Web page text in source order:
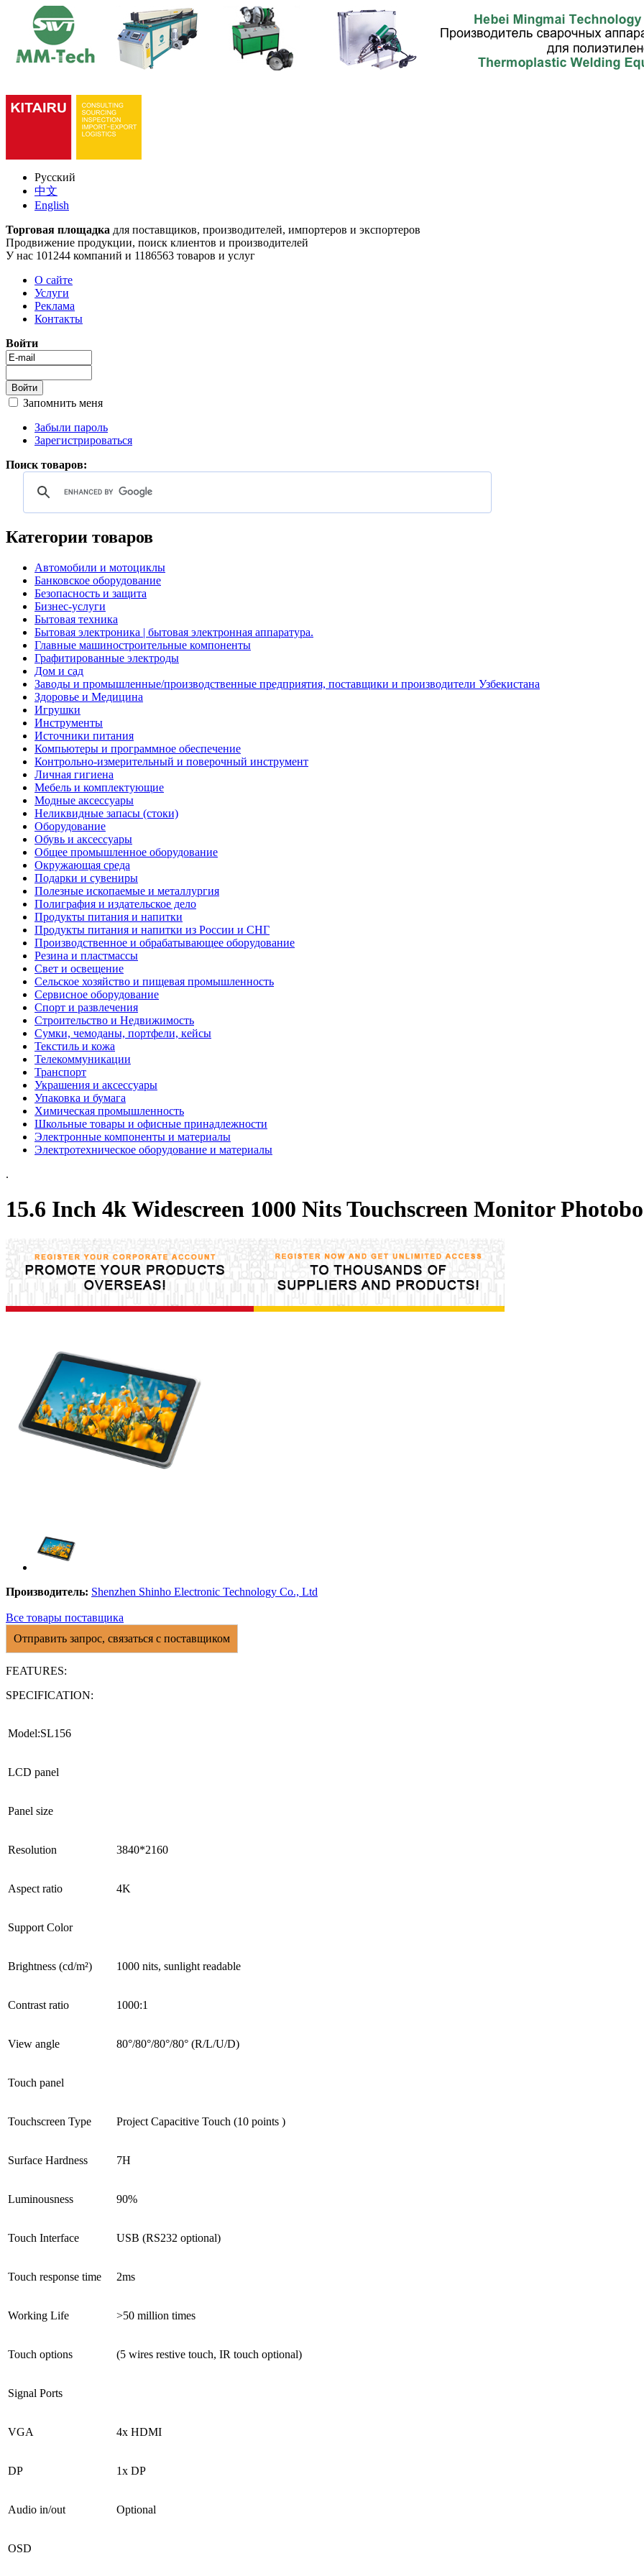
Русский
中文
English
Торговая площадка для поставщиков, производителей, импортеров и экспортеров
Продвижение продукции, поиск клиентов и производителей
У нас 101244 компаний и 1186563 товаров и услуг
О сайте
Услуги
Реклама
Контакты
Войти
Запомнить меня
Забыли пароль
Зарегистрироваться
Поиск товаров:
Категории товаров
Автомобили и мотоциклы
Банковское оборудование
Безопасность и защита
Бизнес-услуги
Бытовая техника
Бытовая электроника | бытовая электронная аппаратура.
Главные машиностроительные компоненты
Графитированные электроды
Дом и сад
Заводы и промышленные/производственные предприятия, поставщики и производители Узбекистана
Здоровье и Медицина
Игрушки
Инструменты
Источники питания
Компьютеры и программное обеспечение
Контрольно-измерительный и поверочный инструмент
Личная гигиена
Мебель и комплектующие
Модные аксессуары
Неликвидные запасы (стоки)
Оборудование
Обувь и аксессуары
Общее промышленное оборудование
Окружающая среда
Подарки и сувениры
Полезные ископаемые и металлургия
Полиграфия и издательское дело
Продукты питания и напитки
Продукты питания и напитки из России и СНГ
Производственное и обрабатывающее оборудование
Резина и пластмассы
Свет и освещение
Сельское хозяйство и пищевая промышленность
Сервисное оборудование
Спорт и развлечения
Строительство и Недвижимость
Сумки, чемоданы, портфели, кейсы
Текстиль и кожа
Телекоммуникации
Транспорт
Украшения и аксессуары
Упаковка и бумага
Химическая промышленность
Школьные товары и офисные принадлежности
Электронные компоненты и материалы
Электротехническое оборудование и материалы
.
15.6 Inch 4k Widescreen 1000 Nits Touchscreen Monitor
Производитель: Shenzhen Shinho Electronic Technology Co., Ltd
Все товары поставщика
Отправить запрос, связаться с поставщиком
FEATURES:
SPECIFICATION:
Model:SL156
LCD panel
Panel size
Resolution 3840*2160
Aspect ratio 4K
Support Color
Brightness (cd/m²) 1000 nits, sunlight readable
Contrast ratio 1000:1
View angle 80°/80°/80°/80° (R/L/U/D)
Touch panel
Touchscreen Type Project Capacitive Touch (10 points )
Surface Hardness 7H
Luminousness 90%
Touch Interface USB (RS232 optional)
Touch response time 2ms
Working Life >50 million times
Touch options (5 wires restive touch, IR touch optional)
Signal Ports
VGA 4x HDMI
DP 1x DP
Audio in/out Optional
OSD